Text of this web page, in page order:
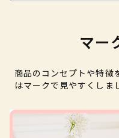
マー
商品のコンセプトや特徴
はマークで見やすくしま